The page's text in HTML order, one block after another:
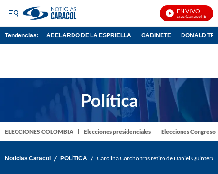
EN VIVO
Noticias Caracol En Vivo
Tendencias: ABELARDO DE LA ESPRIELLA GABINETE DONALD
ELECCIONES COLOMBIA Elecciones presidenciales Elecciones Congreso
Noticias Caracol / POLÍTICA / Carolina Corcho tras retiro de Daniel Quintero